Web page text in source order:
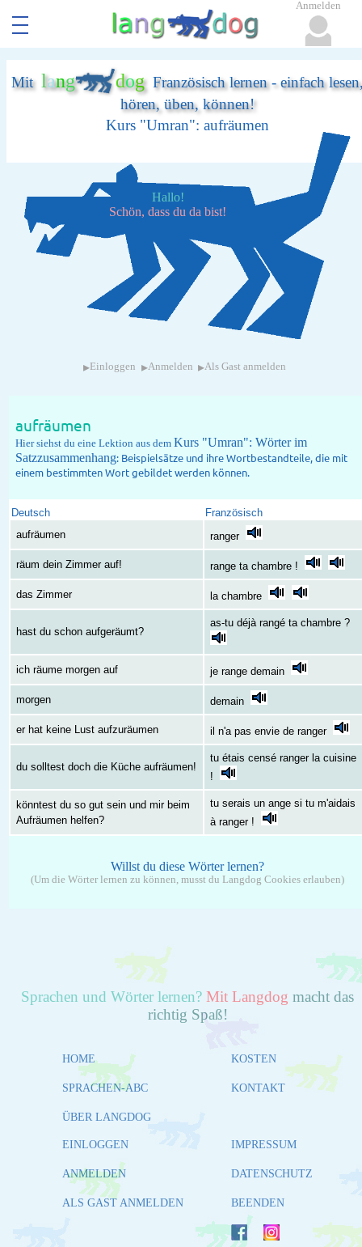
Mit lang dogFranzösisch lernen - einfach
hören, üben, können!
Kurs "Umran": aufräumen
Hallo!
Schön, dass du da bist!
▸ Einloggen ▸Anmelden ▸Als Gast anmelden
aufräumen
Hier siehst du eine Lektion aus dem Kurs "Umran": Wörter im
Satzzusammenhang: Beispielsätze und ihre Wortbestandteile, die mit
einem bestimmten Wort gebildet werden können.
Deutsch
Französisch
aufräumen
ranger
räum dein Zimmer auf! range ta chambre !
das Zimmer la chambre
hast du schon aufgeräumt?
as-tu déjà rangé ta chambre ?
ich räume morgen auf je range demain
morgen demain
er hat keine Lust aufzuräumen il n'a pas envie de ranger
du solltest doch die Küche aufräumen!
tu étais censé ranger la cuisine
!
könntest du so gut sein und mir beim
Aufräumen helfen?
tu serais un ange si tu m'aidais
à ranger !
Willst du diese Wörter lernen?
(Um die Wörter lernen zu können, musst du Langdog Cookies erlauben)
Sprachen und Wörter lernen? Mit Langdog macht das
richtig Spaß!
HOME
SPRACHEN-ABC
ÜBER LANGDOG
KOSTEN
KONTAKT
EINLOGGEN
ANMELDEN
ALS GAST ANMELDEN
IMPRESSUM
DATENSCHUTZ
BEENDEN
Anmelden